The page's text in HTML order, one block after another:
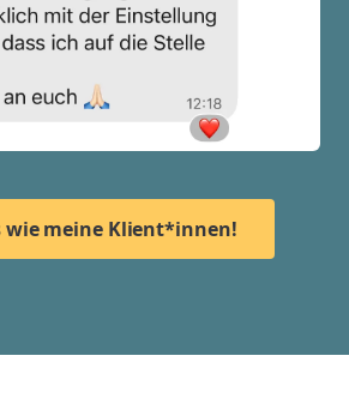
wie meine Klient*innen!